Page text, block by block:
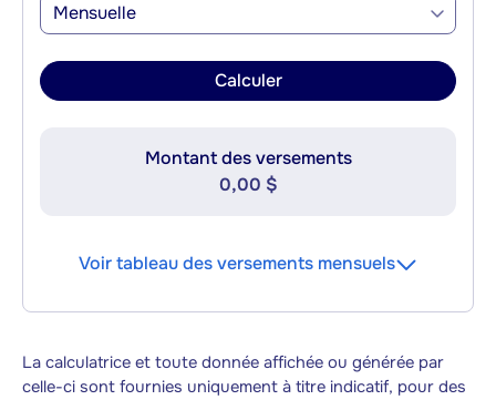
Mensuelle
Calculer
Montant des versements
0,00 $
Voir tableau des versements mensuels
La calculatrice et toute donnée affichée ou générée par
celle-ci sont fournies uniquement à titre indicatif, pour des